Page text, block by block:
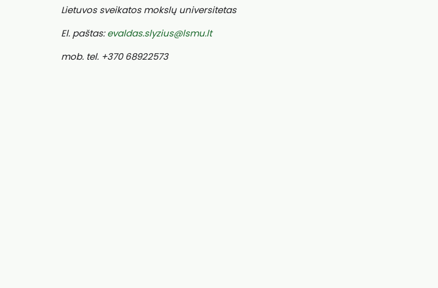
Lietuvos sveikatos mokslų universitetas
El. paštas:evaldas.slyzius@lsmu.lt
mob. tel. +370 68922573